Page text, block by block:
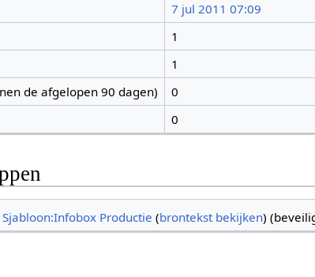
7 jul 2011 07:09
1
1
de afgelopen 90 dagen)
0
0
Sjabloon:Infobox Productie (brontekst bekijken)